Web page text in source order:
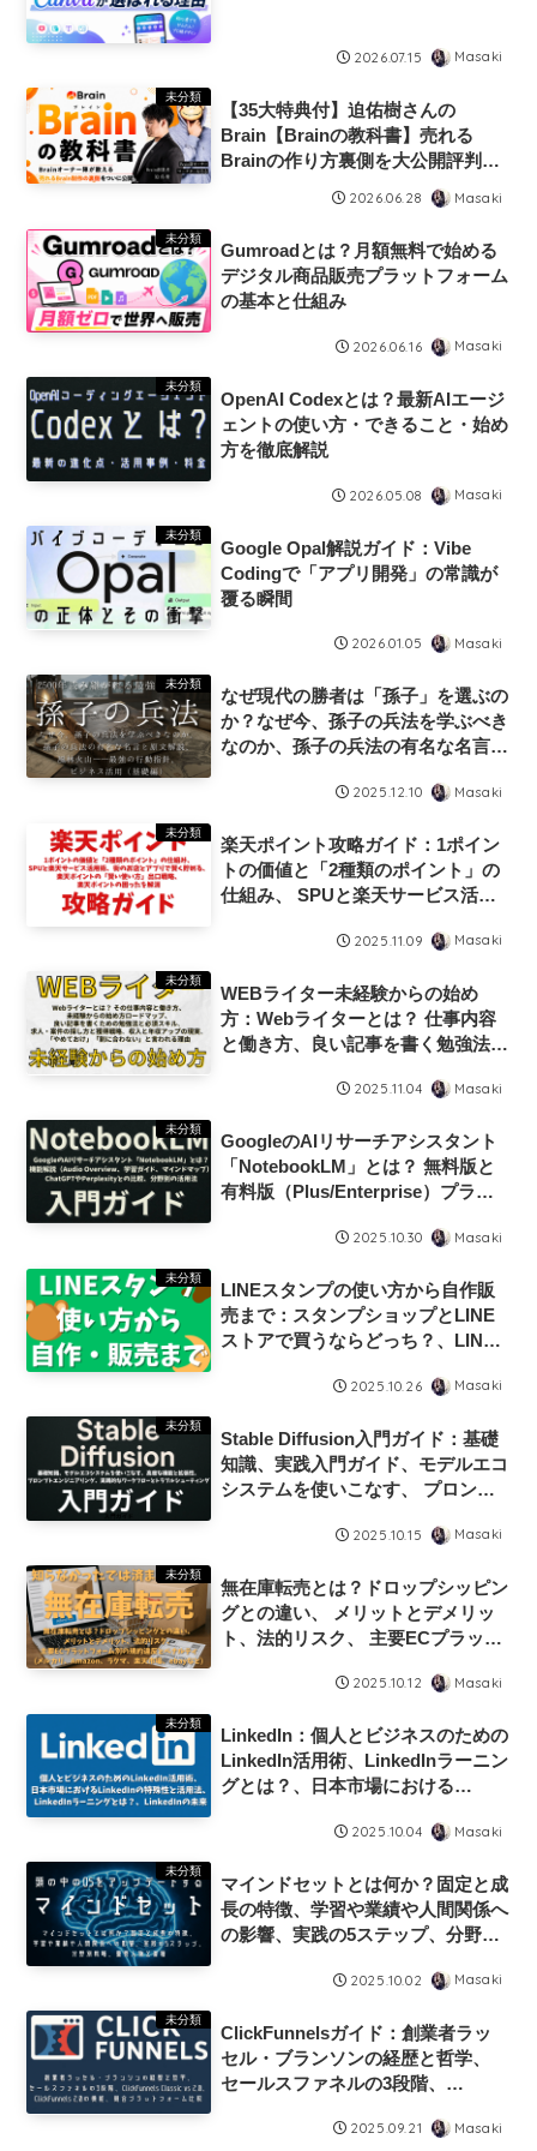
2026.07.15 Masaki
未分類
【35大特典付】迫佑樹さんの
Brain【Brainの教科書】売れる
Brainの作り方裏側を大公開評判口
2026.06.28 Masaki
未分類
Gumroadとは？月額無料で始める
デジタル商品販売プラットフォーム
の基本と仕組み
2026.06.16 Masaki
未分類
OpenAI Codexとは？最新AIエージ
ェントの使い方・できること・始め
方を徹底解説
2026.05.08 Masaki
未分類
Google Opal解説ガイド：Vibe
Codingで「アプリ開発」の常識が
覆る瞬間
2026.01.05 Masaki
未分類
なぜ現代の勝者は「孫子」を選ぶの
か？なぜ今、孫子の兵法を学ぶべき
なのか、孫子の兵法の有名な名言と
針、 ビジネス活用（基礎編）など
書・核心パート特別公開
2025.12.10 Masaki
未分類
楽天ポイント攻略ガイド：1ポイン
トの価値と「2種類のポイント」の
仕組み、 SPUと楽天サービス活用
る、 楽天ポイントの「賢い使い
ったを解消
2025.11.09 Masaki
未分類
WEBライター未経験からの始め
方：Webライターとは？ 仕事内容
と働き方、良い記事を書く勉強法と
得、収入と年収アップの現実、「や
れる理由
2025.11.04 Masaki
未分類
GoogleのAIリサーチアシスタント
「NotebookLM」とは？ 無料版と
有料版（Plus/Enterprise）プラン
Overview、学習ガイド、マインド
の比較、分野別の活用法、開発者向
けAPI活用ガイド
2025.10.30 Masaki
未分類
LINEスタンプの使い方から自作販
売まで：スタンプショップとLINE
ストアで買うならどっち？、LINE
プアレンジの使い方、LINEスタン
2025.10.26 Masaki
未分類
Stable Diffusion入門ガイド：基礎
知識、実践入門ガイド、モデルエコ
システムを使いこなす、 プロンプ
ークフローとトラブルシューティン
2025.10.15 Masaki
未分類
無在庫転売とは？ドロップシッピン
グとの違い、 メリットとデメリッ
ト、法的リスク、 主要ECプラット
(メルカリ、Amazon、ラクマ、楽
2025.10.12 Masaki
未分類
LinkedIn：個人とビジネスのための
LinkedIn活用術、LinkedInラーニン
グとは？、日本市場における
LinkedInの未来 2025.10.04 Masaki
未分類
マインドセットとは何か？固定と成
長の特徴、学習や業績や人間関係へ
の影響、実践の5ステップ、分野別
2025.10.02 Masaki
未分類
ClickFunnelsガイド：創業者ラッ
セル・ブランソンの経歴と哲学、
セールスファネルの3段階、
ClickFunnels 2.0の機能、競合プラ
2025.09.21 Masaki